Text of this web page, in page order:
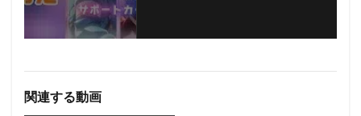
関連する動画